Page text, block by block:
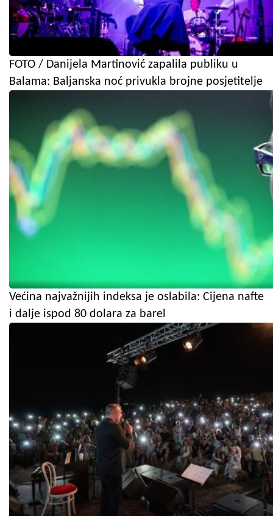
FOTO / Danijela Martinović zapalila publiku u
Balama: Baljanska noć privukla brojne posjetitelje
Većina najvažnijih indeksa je oslabila: Cijena nafte
i dalje ispod 80 dolara za barel